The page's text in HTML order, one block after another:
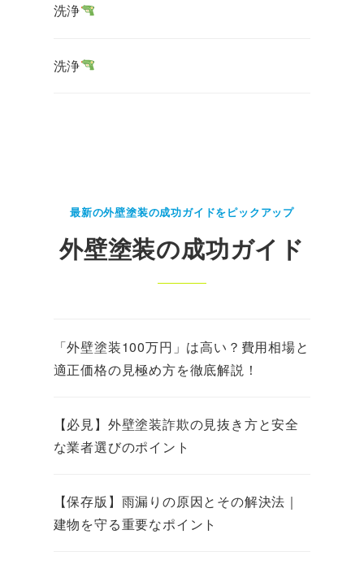
洗浄
洗浄
最新の外壁塗装の成功ガイドをピックアップ
外壁塗装の成功ガイド
「外壁塗装100万円」は高い？費用相場と
適正価格の見極め方を徹底解説！
【必見】外壁塗装詐欺の見抜き方と安全
な業者選びのポイント
【保存版】雨漏りの原因とその解決法｜
建物を守る重要なポイント